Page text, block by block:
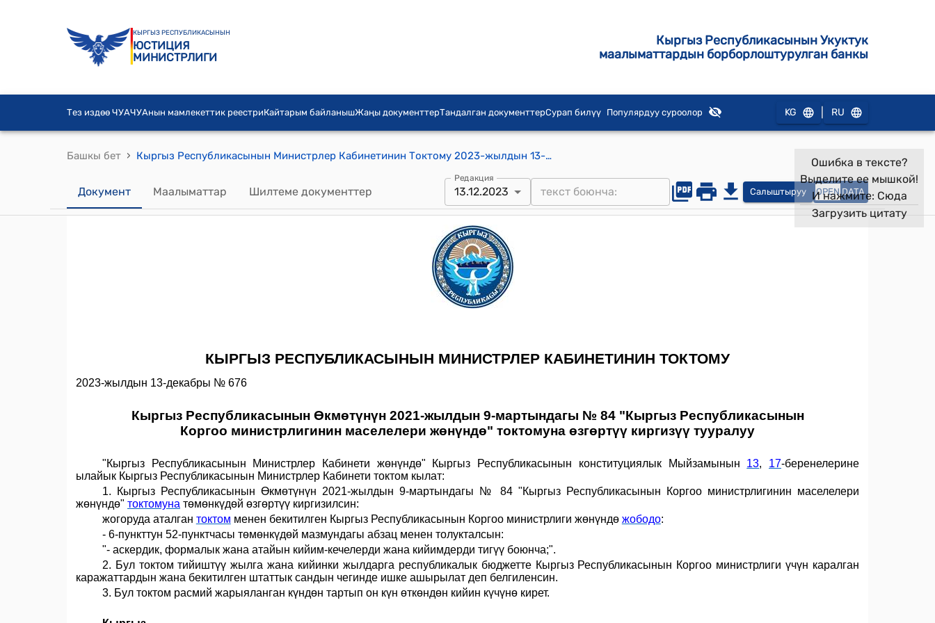
КЫРГЫЗ РЕСПУБЛИКАСЫНЫН
ЮСТИЦИЯ
МИНИСТРЛИГИ
Кыргыз Республикасынын Укуктук
маалыматтардын борборлоштурулган банкы
Тез издөө ЧУАЧУАнын мамлекеттик реестриКайтарым байланышЖаңы документтерТандалган документтерСурап билүү Популярдуу суроолор KG RU
Башкы бет › Кыргыз Республикасынын Министрлер Кабинетинин Токтому 2023-жылдын 13-декабрындагы № 676 Кыргыз Республикасынын Өкмөтүнүн 2021-жылдын 9-мартындагы № 84 "Кыргыз Республикасынын Коргоо министрлигинин маселелери жөнүндө" токтомуна өзгөртүү киргизүү тууралуу
Документ Маалыматтар Шилтеме документтер
Редакция
13.12.2023 Салыштыруу OPEN DATA
Ошибка в тексте?
Выделите ее мышкой!
И нажмите: Сюда
Загрузить цитату